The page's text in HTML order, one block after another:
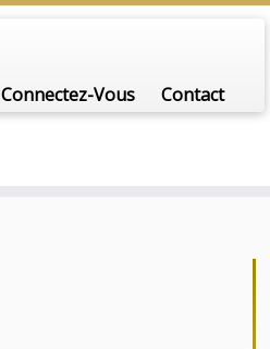
Connectez-Vous Contact